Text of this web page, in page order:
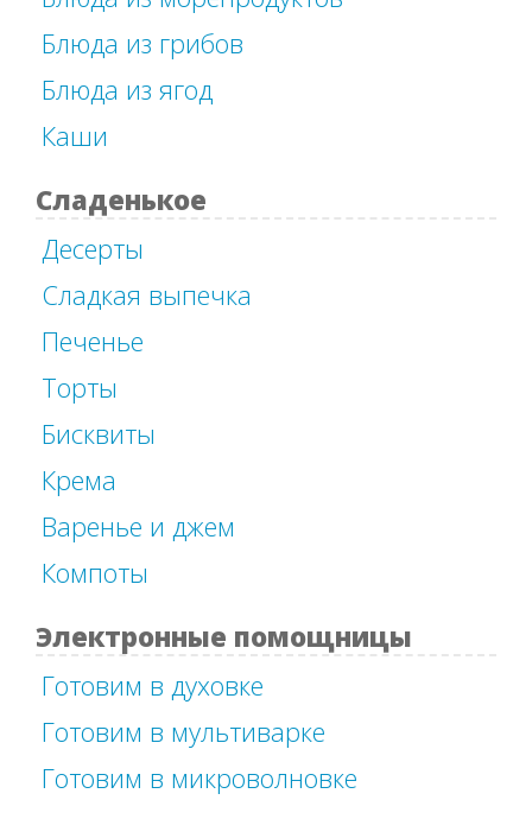
Блюда из грибов
Блюда из ягод
Каши
Сладенькое
Десерты
Сладкая выпечка
Печенье
Торты
Бисквиты
Крема
Варенье и джем
Компоты
Электронные помощницы
Готовим в духовке
Готовим в мультиварке
Готовим в микроволновке